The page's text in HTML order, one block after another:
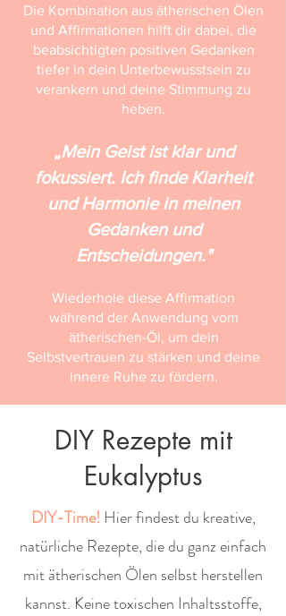
Die Kombination aus ätherischen Ölen
und Affirmationen hilft dir dabei, die
beabsichtigten positiven Gedanken
tiefer in dein Unterbewusstsein zu
verankern und deine Stimmung zu
heben.
„Mein Geist ist klar und
fokussiert. Ich finde Klarheit
und Harmonie in meinen
Gedanken und
Entscheidungen."
Wiederhole diese Affirmation
während der Anwendung vom
ätherischen-Öl, um dein
Selbstvertrauen zu stärken und deine
innere Ruhe zu fördern.
DIY Rezepte mit
Eukalyptus
DIY-Time! Hier findest du kreative,
natürliche Rezepte, die du ganz einfach
mit ätherischen Ölen selbst herstellen
kannst. Keine toxischen Inhaltsstoffe,